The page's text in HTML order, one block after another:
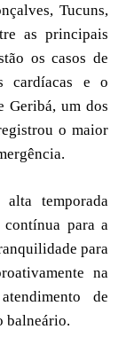
Tucuns,
as principais
os casos de
cardíacas e o
Geribá, um dos
o maior
alta temporada
contínua para a
para
na
de
balneário.